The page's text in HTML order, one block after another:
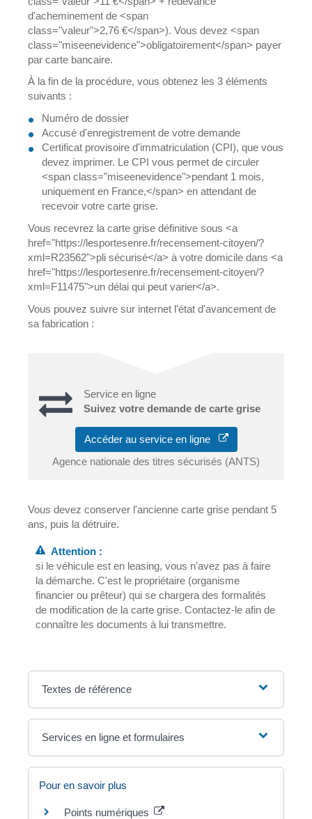
d'acheminement de <span
class="valeur">2,76 €</span>). Vous devez <span
class="miseenevidence">obligatoirement</span> payer
par carte bancaire.
À la fin de la procédure, vous obtenez les 3 éléments
suivants :
Numéro de dossier
Accusé d'enregistrement de votre demande
Certificat provisoire d'immatriculation (CPI), que vous
devez imprimer. Le CPI vous permet de circuler
<span class="miseenevidence">pendant 1 mois,
uniquement en France,</span> en attendant de
recevoir votre carte grise.
Vous recevrez la carte grise définitive sous <a
href="https://lesportesenre.fr/recensement-citoyen/?
xml=R23562">pli sécurisé</a> à votre domicile dans <a
href="https://lesportesenre.fr/recensement-citoyen/?
xml=F11475">un délai qui peut varier</a>.
Vous pouvez suivre sur internet l'état d'avancement de
sa fabrication :
Service en ligne
Suivez votre demande de carte grise
Accéder au service en ligne
Agence nationale des titres sécurisés (ANTS)
Vous devez conserver l'ancienne carte grise pendant 5
ans, puis la détruire.
Attention :
si le véhicule est en leasing, vous n'avez pas à faire
la démarche. C'est le propriétaire (organisme
financier ou prêteur) qui se chargera des formalités
de modification de la carte grise. Contactez-le afin de
connaître les documents à lui transmettre.
Textes de référence
Services en ligne et formulaires
Pour en savoir plus
Points numériques